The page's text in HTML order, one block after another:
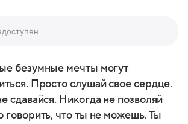
безумные мечты могут
Просто слушай свое сердце.
сдавайся. Никогда не позволяй
говорить, что ты не можешь. Ты